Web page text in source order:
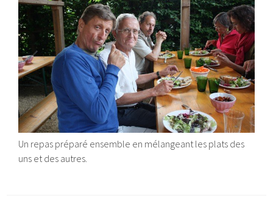
Un repas préparé ensemble en mélangeant les plats des
uns et des autres.